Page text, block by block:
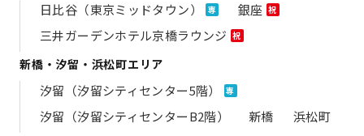
日比谷（東京ミッドタウン） 専 銀座 祝
三井ガーデンホテル京橋ラウンジ 祝
新橋・汐留・浜松町エリア
汐留（汐留シティセンター5階） 専
汐留（汐留シティセンターB2階） 新橋 浜松町